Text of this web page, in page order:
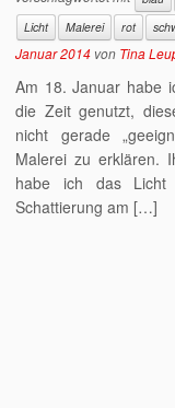
Licht
Malerei rot
Januar 2014 von Tina
Am 18. Januar habe
die Zeit genutzt,
nicht gerade
Malerei zu erklären.
habe ich das Licht
Schattierung am […]